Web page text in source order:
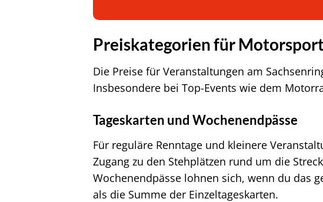
Preiskategorien für
Die Preise für Veranstaltungen am
Insbesondere bei Top-Events wie dem
Tageskarten und Wochenendpässe
Für reguläre Renntage und kleinere
Zugang zu den Stehplätzen rund um die
Wochenendpässe lohnen sich, wenn du das
als die Summe der Einzeltageskarten.